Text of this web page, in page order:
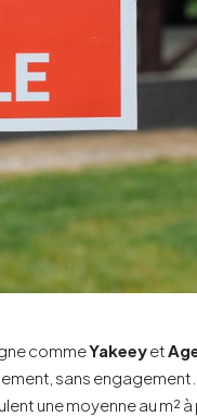
commeYakeeyet
sans
une moyenne au m²